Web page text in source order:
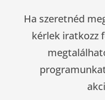
Ha szeretnéd
kérlek iratkozz